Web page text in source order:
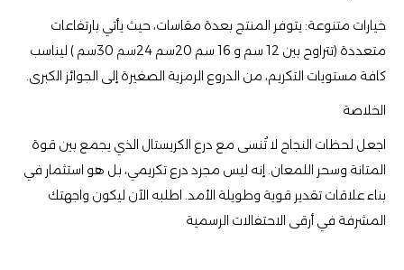
​خيارات متنوعة: يتوفر المنتج بعدة مقاسات، حيث يأتي بارتفاعات
متعددة (تتراوح بين 12 سم و 16 سم 20سم 24سم 30سم ) ليناسب
كافة مستويات التكريم، من الدروع الرمزية الصغيرة إلى الجوائز الكبرى.
​الخلاصة
​اجعل لحظات النجاح لا تُنسى مع درع الكريستال الذي يجمع بين قوة
المتانة وسحر اللمعان. إنه ليس مجرد درع تكريمي، بل هو استثمار في
بناء علاقات تقدير قوية وطويلة الأمد. اطلبه الآن ليكون واجهتك
المشرفة في أرقى الاحتفالات الرسمية